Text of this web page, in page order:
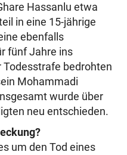
Hassanlu etwa
in eine 15-jährige
ebenfalls
fünf Jahre ins
Todesstrafe bedrohten
Mohammadi
wurde über
neu entschieden.
um den Tod eines